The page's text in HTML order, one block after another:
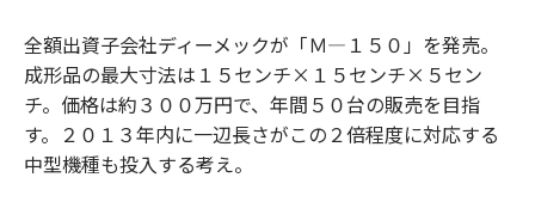
全額出資子会社ディーメックが「Ｍ―１５０」を発売。
成形品の最大寸法は１５センチ×１５センチ×５セン
チ。価格は約３００万円で、年間５０台の販売を目指
す。２０１３年内に一辺長さがこの２倍程度に対応する
中型機種も投入する考え。